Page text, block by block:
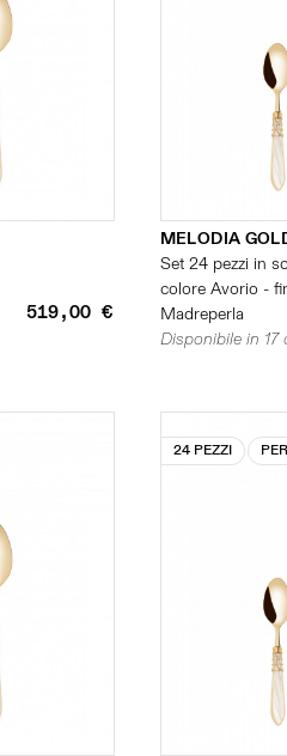
519,00 €
MELODIA
Set 24 pezzi in
colore Avorio -
Madreperla
Disponibile in 17
24 PEZZI